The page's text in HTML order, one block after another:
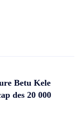
Betu Kele
des 20 000